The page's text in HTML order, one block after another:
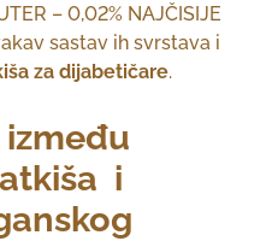
– 0,02% NAJČISIJE
sastav ih svrstava i
za dijabetičare.
između
i